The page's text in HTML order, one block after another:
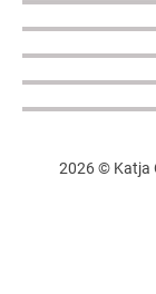
2026 © Katja